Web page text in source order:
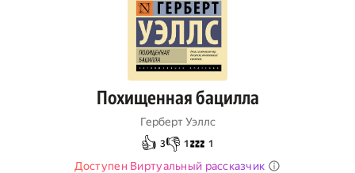
Похищенная бацилла
Герберт Уэллс
👍 3👎 1 💤 1
Доступен Виртуальный рассказчик